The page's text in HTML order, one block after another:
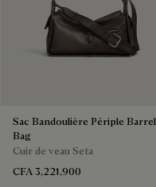
Sac Bandoulière Périple Barrel
Bag
Cuir de veau Seta
CFA 3,221,900